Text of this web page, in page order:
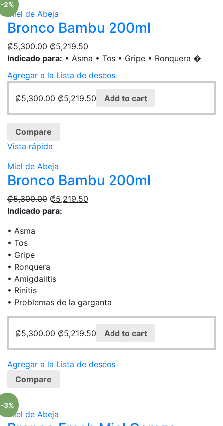
-2%
Miel de Abeja
Bronco Bambu 200ml
₡5,300.00 ₡5,219.50
Indicado para: • Asma • Tos • Gripe • Ronquera �
Agregar a la Lista de deseos
₡5,300.00 ₡5,219.50 Add to cart
Compare
Vista rápida
Miel de Abeja
Bronco Bambu 200ml
₡5,300.00 ₡5,219.50
Indicado para:
• Asma
• Tos
• Gripe
• Ronquera
• Amigdalitis
• Rinitis
• Problemas de la garganta
₡5,300.00 ₡5,219.50 Add to cart
Agregar a la Lista de deseos
Compare
-3%
Miel de Abeja